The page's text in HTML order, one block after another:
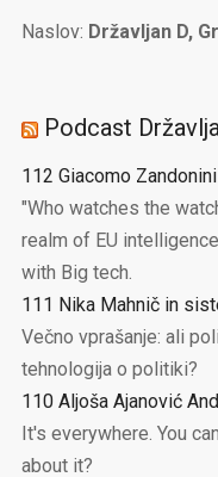
Naslov: Državljan D,
Podcast
112 Giacomo
"Who watches the
realm of EU
with Big tech.
111 Nika Mahnič in
Večno vprašanje: ali
tehnologija o politiki?
110 Aljoša Ajanović
It's everywhere. You
about it?